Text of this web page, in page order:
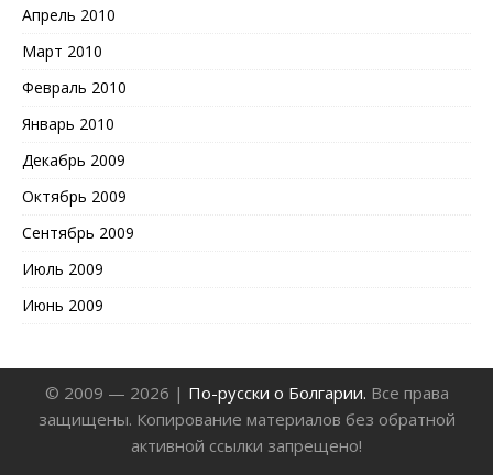
Апрель 2010
Март 2010
Февраль 2010
Январь 2010
Декабрь 2009
Октябрь 2009
Сентябрь 2009
Июль 2009
Июнь 2009
© 2009 — 2026 | По-русски о Болгарии. Все права
защищены. Копирование материалов без обратной
активной ссылки запрещено!